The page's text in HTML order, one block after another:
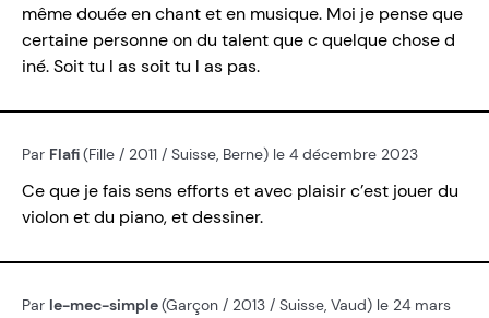
même douée en chant et en musique. Moi je pense que
certaine personne on du talent que c quelque chose d
iné. Soit tu l as soit tu l as pas.
Par Flafi(Fille / 2011 / Suisse, Berne) le 4 décembre 2023
Ce que je fais sens efforts et avec plaisir c’est jouer du
violon et du piano, et dessiner.
Par le-mec-simple(Garçon / 2013 / Suisse, Vaud) le 24 mars